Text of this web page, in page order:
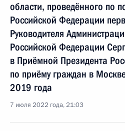
области, проведённого по
Российской Федерации
Руководителя
Российской Федерации
в Приёмной Президента
по приёму граждан в
2019 года
7 июля 2022 года, 21:03